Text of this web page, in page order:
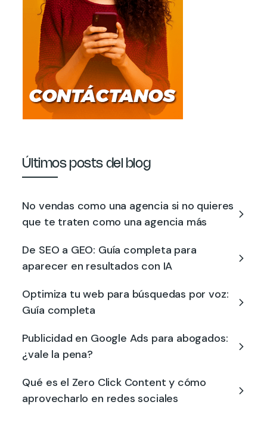
Últimos posts del blog
No vendas como una agencia si no quieres
que te traten como una agencia más
De SEO a GEO: Guía completa para
aparecer en resultados con IA
Optimiza tu web para búsquedas por voz:
Guía completa
Publicidad en Google Ads para abogados:
¿vale la pena?
Qué es el Zero Click Content y cómo
aprovecharlo en redes sociales